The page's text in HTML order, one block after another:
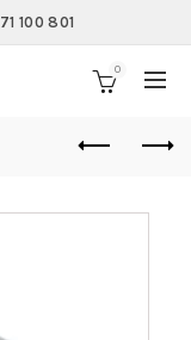
100 801
0